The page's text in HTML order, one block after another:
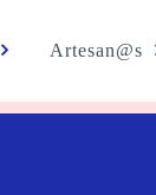
Artesan@s